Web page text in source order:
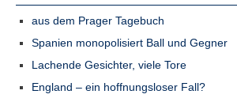
aus dem Prager Tagebuch
Spanien monopolisiert Ball und Gegner
Lachende Gesichter, viele Tore
England – ein hoffnungsloser Fall?